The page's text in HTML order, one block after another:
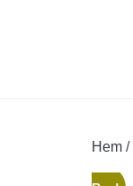
Hem /